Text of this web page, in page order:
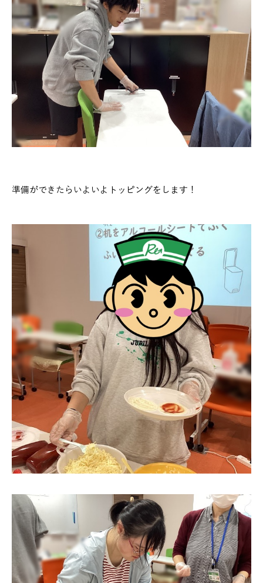
準備ができたらいよいよトッピングをします！